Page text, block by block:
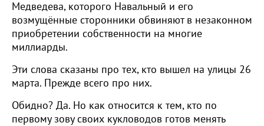
Медведева, которого Навальный и его
возмущённые сторонники обвиняют в незаконном
приобретении собственности на многие
миллиарды.
Эти слова сказаны про тех, кто вышел на улицы 26
марта. Прежде всего про них.
Обидно? Да. Но как относится к тем, кто по
первому зову своих кукловодов готов менять